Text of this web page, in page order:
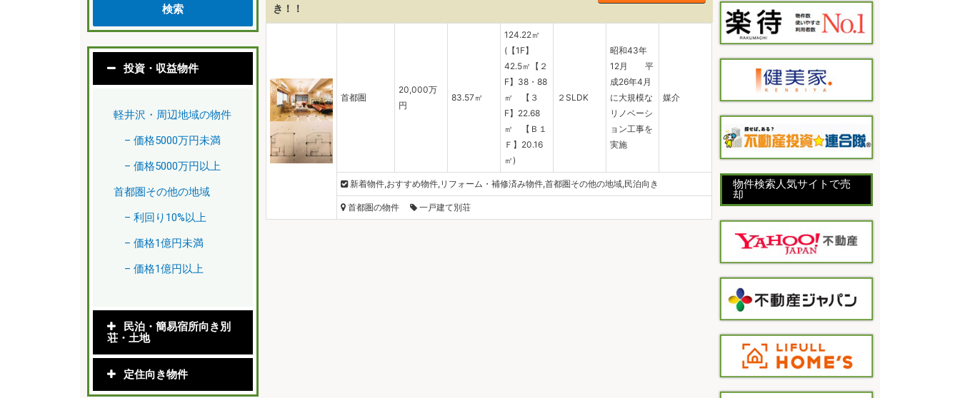
検索
投資・収益物件
軽井沢・周辺地域の物件
– 価格5000万円未満
– 価格5000万円以上
首都圏その他の地域
– 利回り10%以上
– 価格1億円未満
– 価格1億円以上
民泊・簡易宿所向き別
荘・土地
定住向き物件
き！！
首都圏
20,000万
円
83.57㎡
124.22㎡
(【1F】
42.5㎡【２
F】38・88
㎡ 【３
F】22.68
㎡ 【Ｂ１
Ｆ】20.16
㎡)
２SLDK
昭和43年
12月 平
成26年4月
に大規模な
リノベーシ
ョン工事を
実施
媒介
新着物件,おすすめ物件,リフォーム・補修済み物件,首都圏その他の地域,民泊向き
首都圏の物件 一戸建て別荘
物件検索人気サイトで売
却